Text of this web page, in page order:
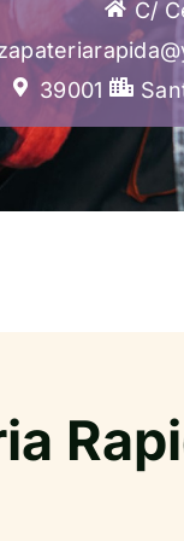
C/
39001